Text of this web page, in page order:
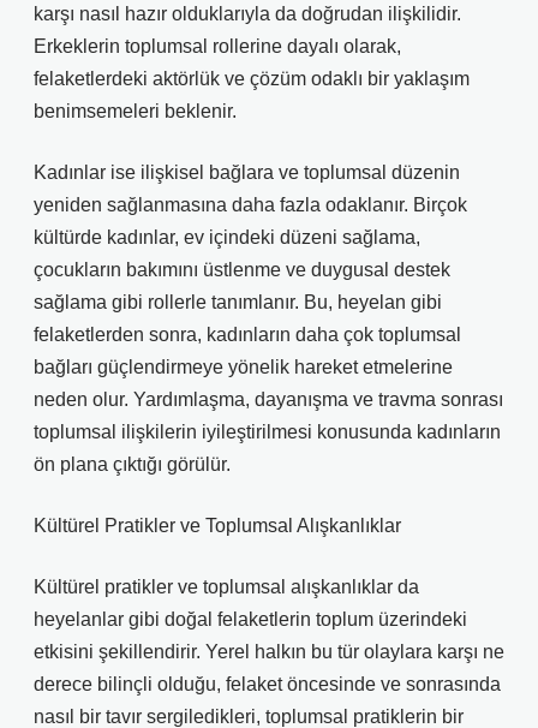
karşı nasıl hazır olduklarıyla da doğrudan ilişkilidir.
Erkeklerin toplumsal rollerine dayalı olarak,
felaketlerdeki aktörlük ve çözüm odaklı bir yaklaşım
benimsemeleri beklenir.
Kadınlar ise ilişkisel bağlara ve toplumsal düzenin
yeniden sağlanmasına daha fazla odaklanır. Birçok
kültürde kadınlar, ev içindeki düzeni sağlama,
çocukların bakımını üstlenme ve duygusal destek
sağlama gibi rollerle tanımlanır. Bu, heyelan gibi
felaketlerden sonra, kadınların daha çok toplumsal
bağları güçlendirmeye yönelik hareket etmelerine
neden olur. Yardımlaşma, dayanışma ve travma sonrası
toplumsal ilişkilerin iyileştirilmesi konusunda kadınların
ön plana çıktığı görülür.
Kültürel Pratikler ve Toplumsal Alışkanlıklar
Kültürel pratikler ve toplumsal alışkanlıklar da
heyelanlar gibi doğal felaketlerin toplum üzerindeki
etkisini şekillendirir. Yerel halkın bu tür olaylara karşı ne
derece bilinçli olduğu, felaket öncesinde ve sonrasında
nasıl bir tavır sergiledikleri, toplumsal pratiklerin bir